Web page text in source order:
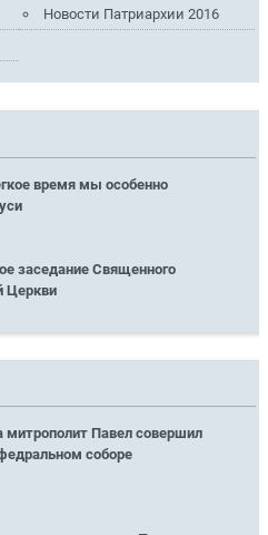
Новости Патриархии 2016
время мы особенно
заседание Священного
Церкви
митрополит Павел совершил
соборе